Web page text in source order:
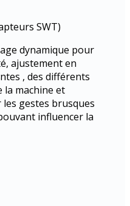
SWT)
dynamique pour
ajustement en
, des différents
la machine et
gestes brusques
influencer la